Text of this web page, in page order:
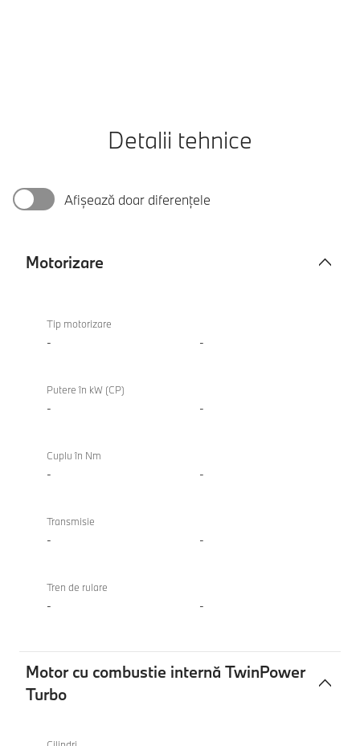
Detalii tehnice
Afișează doar diferențele
Motorizare
Tip motorizare
- -
Putere în kW (CP)
- -
Cuplu în Nm
- -
Transmisie
- -
Tren de rulare
- -
Motor cu combustie internă TwinPower
Turbo